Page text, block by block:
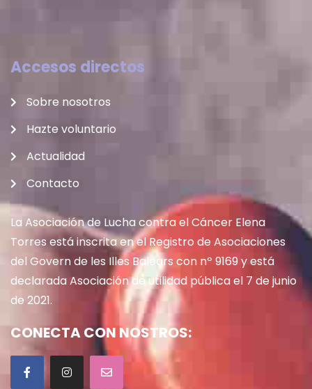
Accesos directos
Sobre nosotros
Hazte voluntario
Actualidad
Contacto
La Asociación de Lucha contra el Cáncer Elena
Torres está inscrita en el Registro de Asociaciones
del Govern de les Illes Balears con nº 9169 y está
declarada Asociación de utilidad pública el 7 de junio
de 2021.
CONECTA CON NOSTROS: